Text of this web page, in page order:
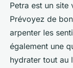
Petra est un site
Prévoyez de
arpenter les
également une
hydrater tout au